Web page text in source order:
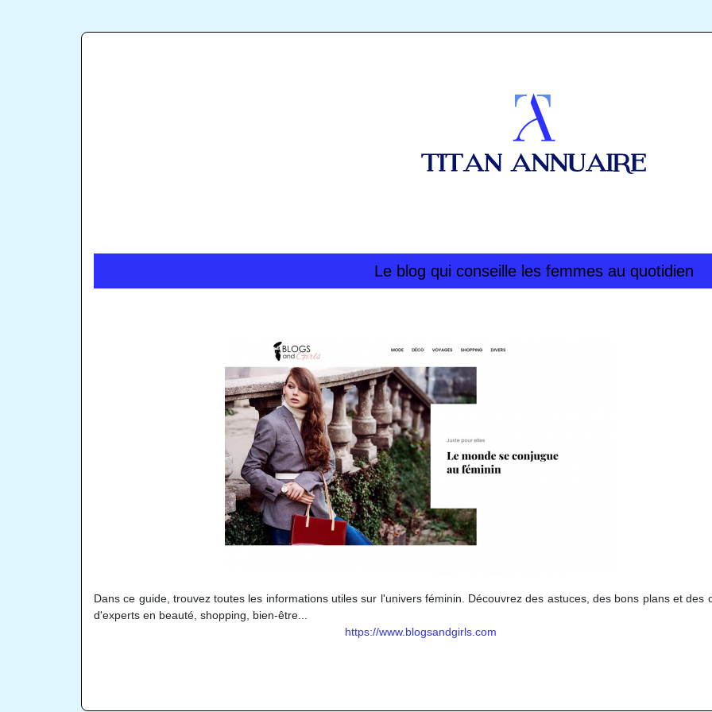
Le blog qui conseille les femmes au quotidien
Dans ce guide, trouvez toutes les informations utiles sur l'univers féminin. Découvrez des astuces, des bons plans et des
d'experts en beauté, shopping, bien-être...
https://www.blogsandgirls.com